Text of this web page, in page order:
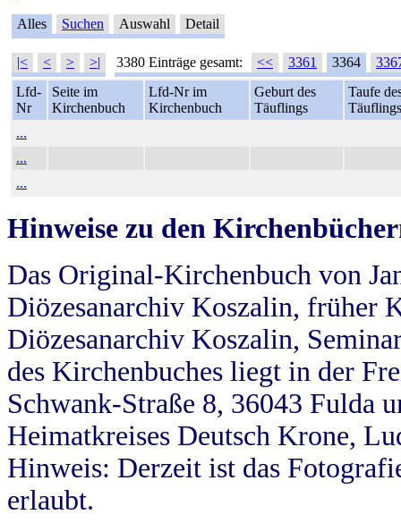
Alles Suchen Auswahl Detail
|< < > >| 3380 Einträge gesamt: << 3361 3364
Lfd-
Nr
Seite im
Kirchenbuch
Lfd-Nr im
Kirchenbuch
Geburt des
Täuflings
Taufe
Täuflings
...
...
...
Hinweise zu den
Das Original-Kirchenbuch von
Diözesanarchiv Koszalin, früher
Diözesanarchiv Koszalin,
des Kirchenbuches liegt in der
Schwank-Straße 8, 36043 Fulda
Heimatkreises Deutsch Krone,
Hinweis: Derzeit ist das
erlaubt.